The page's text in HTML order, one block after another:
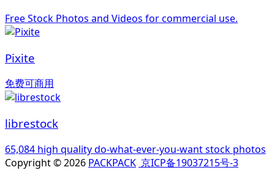
Free Stock Photos and Videos for commercial use.
Pixite
免费可商用
librestock
65,084 high quality do-what-ever-you-want stock photos
Copyright © 2026 PACKPACK 京ICP备19037215号-3